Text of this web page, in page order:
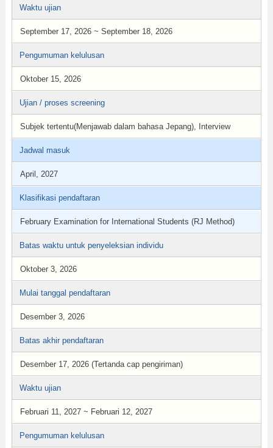
Waktu ujian
September 17, 2026 ~ September 18, 2026
Pengumuman kelulusan
Oktober 15, 2026
Ujian / proses screening
Subjek tertentu(Menjawab dalam bahasa Jepang), Interview
Jadwal masuk
April, 2027
Klasifikasi pendaftaran
February Examination for International Students (RJ Method)
Batas waktu untuk penyeleksian individu
Oktober 3, 2026
Mulai tanggal pendaftaran
Desember 3, 2026
Batas akhir pendaftaran
Desember 17, 2026 (Tertanda cap pengiriman)
Waktu ujian
Februari 11, 2027 ~ Februari 12, 2027
Pengumuman kelulusan